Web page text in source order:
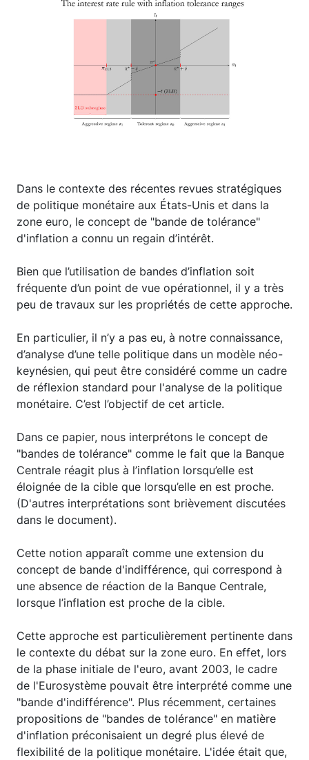
Dans le contexte des récentes revues stratégiques
de politique monétaire aux États-Unis et dans la
zone euro, le concept de "bande de tolérance"
d'inflation a connu un regain d’intérêt.
Bien que l’utilisation de bandes d’inflation soit
fréquente d’un point de vue opérationnel, il y a très
peu de travaux sur les propriétés de cette approche.
En particulier, il n’y a pas eu, à notre connaissance,
d’analyse d’une telle politique dans un modèle néo-
keynésien, qui peut être considéré comme un cadre
de réflexion standard pour l'analyse de la politique
monétaire. C’est l’objectif de cet article.
Dans ce papier, nous interprétons le concept de
"bandes de tolérance" comme le fait que la Banque
Centrale réagit plus à l’inflation lorsqu’elle est
éloignée de la cible que lorsqu’elle en est proche.
(D'autres interprétations sont brièvement discutées
dans le document).
Cette notion apparaît comme une extension du
concept de bande d'indifférence, qui correspond à
une absence de réaction de la Banque Centrale,
lorsque l’inflation est proche de la cible.
Cette approche est particulièrement pertinente dans
le contexte du débat sur la zone euro. En effet, lors
de la phase initiale de l'euro, avant 2003, le cadre
de l'Eurosystème pouvait être interprété comme une
"bande d'indifférence". Plus récemment, certaines
propositions de "bandes de tolérance" en matière
d'inflation préconisaient un degré plus élevé de
flexibilité de la politique monétaire. L'idée était que,